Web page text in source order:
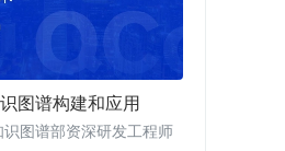
图谱构建和应用
图谱部资深研发工程师